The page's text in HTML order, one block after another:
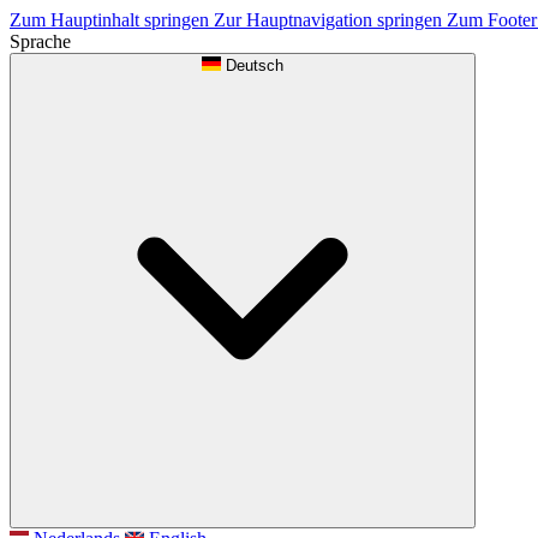
Zum Hauptinhalt springen Zur Hauptnavigation springen Zum
Sprache
Deutsch